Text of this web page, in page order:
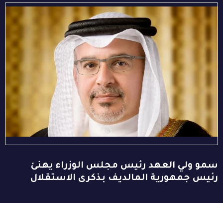
سمو ولي العهد رئيس مجلس الوزراء يهنئ
رئيس جمهورية المالديف بذكرى الاستقلال